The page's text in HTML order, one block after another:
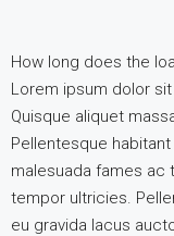
How long does the
Lorem ipsum dolor
Quisque aliquet
Pellentesque
malesuada fames ac
tempor ultricies.
eu gravida lacus